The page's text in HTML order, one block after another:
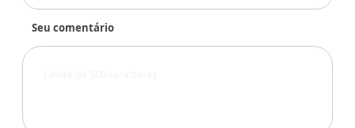
Seu comentário